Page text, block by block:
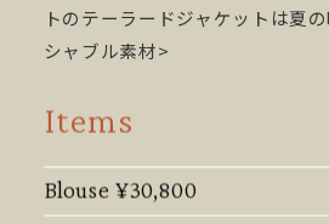
トのテーラードジャケットは夏
シャブル素材>
Items
Blouse ¥30,800